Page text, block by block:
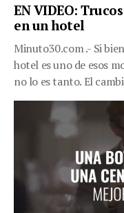
EN VIDEO:
en un hotel
Minuto30.com .- Si
hotel es uno de esos
no lo es tanto. El